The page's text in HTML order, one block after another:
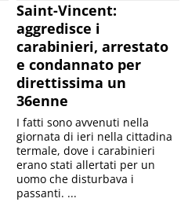
Saint-Vincent:
aggredisce i
carabinieri, arrestato
e condannato per
direttissima un
36enne
I fatti sono avvenuti nella
giornata di ieri nella cittadina
termale, dove i carabinieri
erano stati allertati per un
uomo che disturbava i
passanti. ...